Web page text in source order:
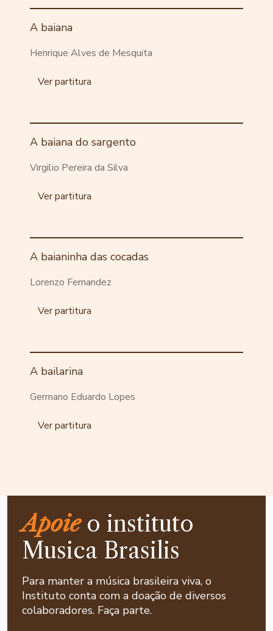
A baiana
Henrique Alves de Mesquita
Ver partitura
A baiana do sargento
Virgilio Pereira da Silva
Ver partitura
A baianinha das cocadas
Lorenzo Fernandez
Ver partitura
A bailarina
Germano Eduardo Lopes
Ver partitura
Apoieo instituto
Musica Brasilis
Para manter a música brasileira viva, o
Instituto conta com a doação de diversos
colaboradores. Faça parte.